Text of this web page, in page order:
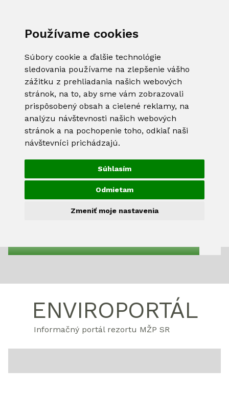
Používame cookies
Súbory cookie a ďalšie technológie
sledovania používame na zlepšenie vášho
zážitku z prehliadania našich webových
stránok, na to, aby sme vám zobrazovali
prispôsobený obsah a cielené reklamy, na
analýzu návštevnosti našich webových
stránok a na pochopenie toho, odkiaľ naši
návštevníci prichádzajú.
Súhlasím
Odmietam
Zmeniť moje nastavenia
ENVIROPORTÁL
Informačný portál rezortu MŽP SR